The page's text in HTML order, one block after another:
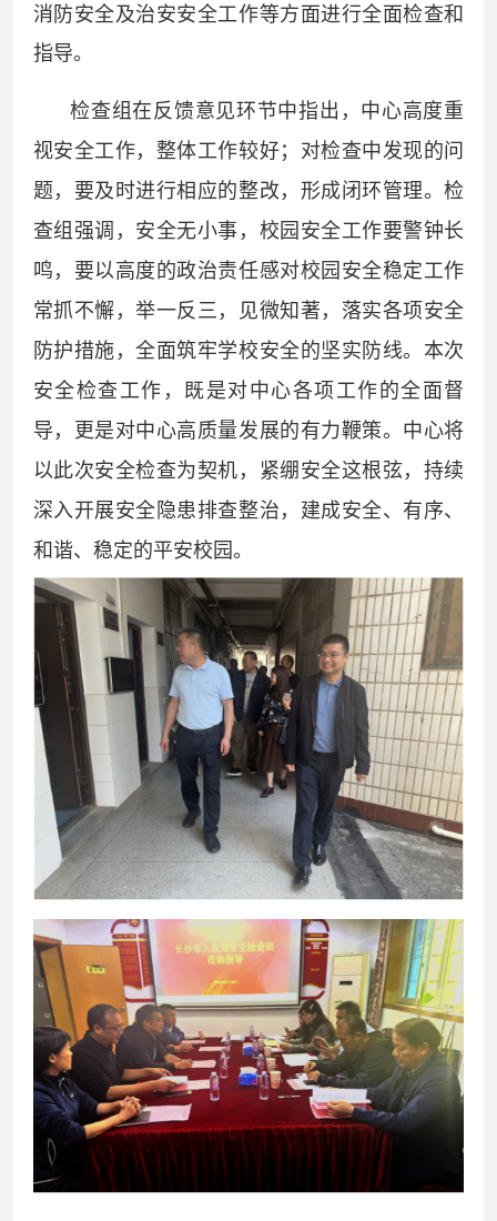
消防安全及治安安全工作等方面进行全面检查和
指导。
检查组在反馈意见环节中指出，中心高度重
视安全工作，整体工作较好；对检查中发现的问
题，要及时进行相应的整改，形成闭环管理。检
查组强调，安全无小事，校园安全工作要警钟长
鸣，要以高度的政治责任感对校园安全稳定工作
常抓不懈，举一反三，见微知著，落实各项安全
防护措施，全面筑牢学校安全的坚实防线。 本次
安全检查工作，既是对中心各项工作的全面督
导，更是对中心高质量发展的有力鞭策。中心将
以此次安全检查为契机，紧绷安全这根弦，持续
深入开展安全隐患排查整治，建成安全、有序、
和谐、稳定的平安校园。